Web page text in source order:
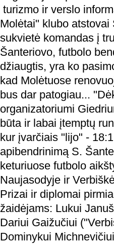
turizmo ir verslo
Molėtai" klubo
sukvietė komandas į
Šanteriovo, futbolo
džiaugtis, yra ko
kad Molėtuose
bus dar patogiau...
organizatoriumi
būta ir labai įtemptų
kur įvarčiais "lijo" -
apibendrinimą S.
keturiuose futbolo
Naujasodyje ir
Prizai ir diplomai
žaidėjams: Lukui
Dariui Gaižučiui
Dominykui